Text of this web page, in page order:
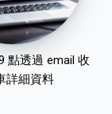
點透過 email 收
詳細資料